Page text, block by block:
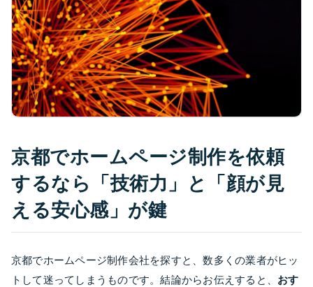
京都でホームページ制作を依頼
するなら「技術力」と「顔が見
える安心感」が鍵
京都でホームページ制作会社を探すと、数多くの業者がヒッ
トして迷ってしまうものです。結論からお伝えすると、 おす